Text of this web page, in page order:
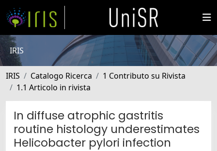
IRIS
IRIS Catalogo Ricerca
1 Contributo su Rivista
1.1 Articolo in rivista
In diffuse atrophic gastritis
routine histology underestimates
Helicobacter pylori infection